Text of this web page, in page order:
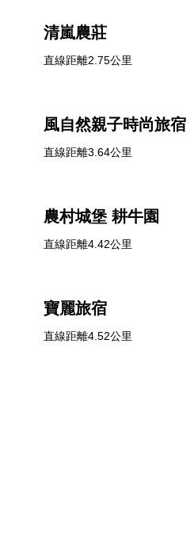
清嵐農莊
直線距離2.75公里
風自然親子時尚旅宿
直線距離3.64公里
農村城堡 耕牛園
直線距離4.42公里
寶麗旅宿
直線距離4.52公里